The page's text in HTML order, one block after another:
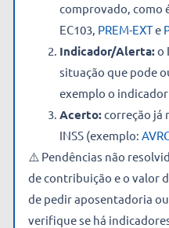
comprovado, como
EC103, PREM-EXTe
Indicador/Alerta:o
situação que pode
exemplo o indicador
Acerto:correção já
INSS (exemplo:
⚠️ Pendências não
de contribuição e o valor
de pedir aposentadoria
verifique se há